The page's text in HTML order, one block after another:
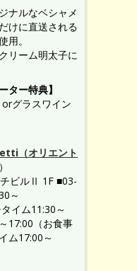
ナルなベシャメ
けに直送される
用。
リーム明太子に
ター特典】
グラスワイン
（オリエント
ビルⅡ 1F ■03-
～
イム11:30～
17:00（お食事
ム17:00～